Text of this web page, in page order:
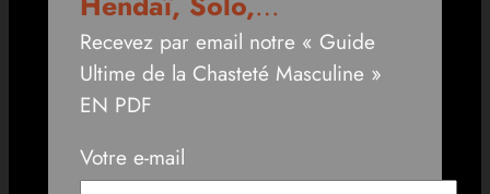
Recevez par email notre « Guide
Ultime de la Chasteté Masculine »
EN PDF
Votre e-mail